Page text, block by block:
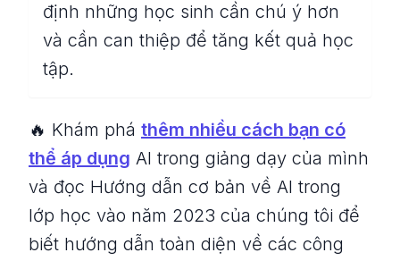
định những học sinh cần chú ý hơn
và cần can thiệp để tăng kết quả học
tập.
🔥 Khám phá thêm nhiều cách bạn có
thể áp dụng AI trong giảng dạy của mình
và đọc Hướng dẫn cơ bản về AI trong
lớp học vào năm 2023 của chúng tôi để
biết hướng dẫn toàn diện về các công